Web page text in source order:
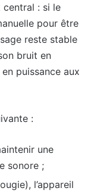
central : si le
pour être
reste stable
bruit en
puissance aux
:
une
sonore ;
l’appareil